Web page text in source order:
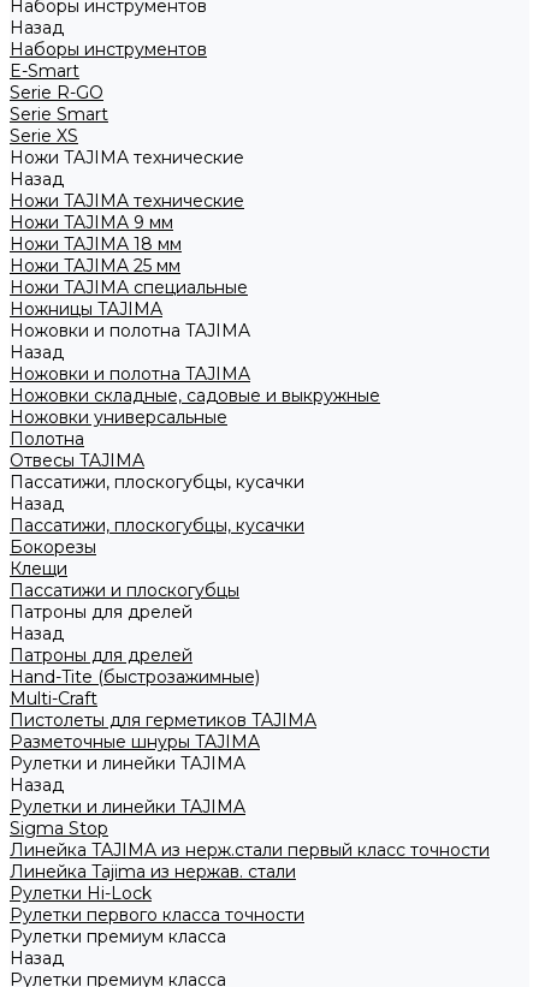
Наборы инструментов
Назад
Наборы инструментов
E-Smart
Serie R-GO
Serie Smart
Serie XS
Ножи TAJIMA технические
Назад
Ножи TAJIMA технические
Ножи TAJIMA 9 мм
Ножи TAJIMA 18 мм
Ножи TAJIMA 25 мм
Ножи TAJIMA специальные
Ножницы TAJIMA
Ножовки и полотна TAJIMA
Назад
Ножовки и полотна TAJIMA
Ножовки складные, садовые и выкружные
Ножовки универсальные
Полотна
Отвесы TAJIMA
Пассатижи, плоскогубцы, кусачки
Назад
Пассатижи, плоскогубцы, кусачки
Бокорезы
Клещи
Пассатижи и плоскогубцы
Патроны для дрелей
Назад
Патроны для дрелей
Hand-Tite (быстрозажимные)
Multi-Craft
Пистолеты для герметиков TAJIMA
Разметочные шнуры TAJIMA
Рулетки и линейки TAJIMA
Назад
Рулетки и линейки TAJIMA
Sigma Stop
Линейка TAJIMA из нерж.стали первый класс точности
Линейка Tajima из нержав. стали
Рулетки Hi-Lock
Рулетки первого класса точности
Рулетки премиум класса
Назад
Рулетки премиум класса